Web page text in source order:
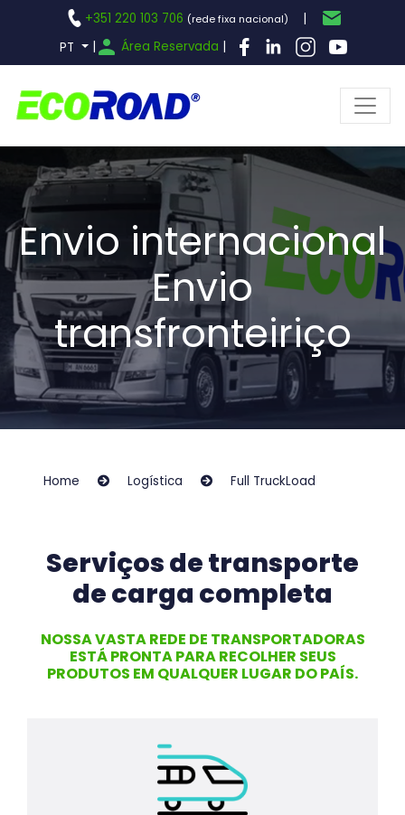
+351 220 103 706 (rede fixa nacional)
|
PT
| Área Reservada |
Envio internacional
Envio
transfronteiriço
Home Logística Full TruckLoad
Serviços de transporte
de carga completa
NOSSA VASTA REDE DE TRANSPORTADORAS
ESTÁ PRONTA PARA RECOLHER SEUS
PRODUTOS EM QUALQUER LUGAR DO PAÍS.